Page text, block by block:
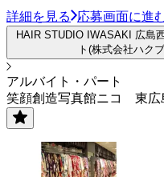
詳細を見る 応募画面に進
HAIR STUDIO IWASAKI 広島
ト(株式会社ハク
アルバイト・パート
笑顔創造写真館ニコ 東広